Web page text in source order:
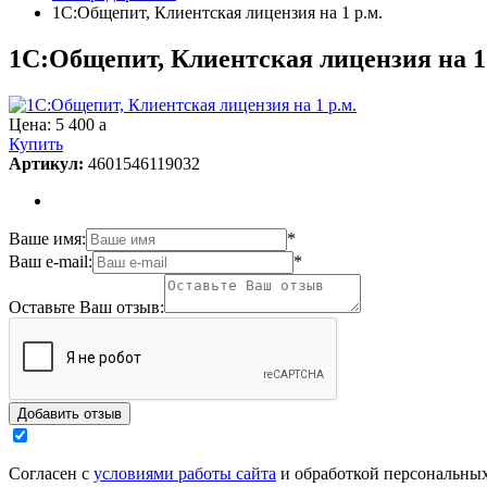
1С:Общепит, Клиентская лицензия на 1 р.м.
1С:Общепит, Клиентская лицензия на
Цена: 5 400 a
Купить
Артикул: 4601546119032
Ваше имя:
*
Ваш e-mail:
*
Оставьте Ваш отзыв:
Согласен с условиями работы сайта и обработкой